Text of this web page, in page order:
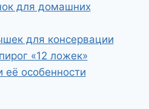
для домашних
для консервации
«12 ложек»
особенности